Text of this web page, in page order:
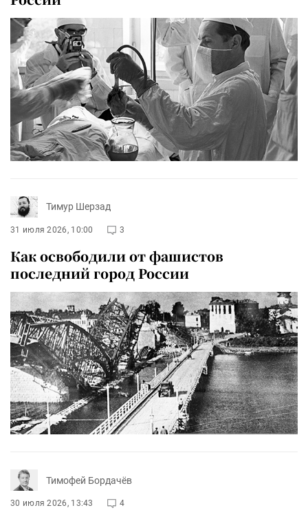
Тимур Шерзад
31 июля 2026, 10:00 3
Как освободили от фашистов
последний город России
Тимофей Бордачёв
30 июля 2026, 13:43 4